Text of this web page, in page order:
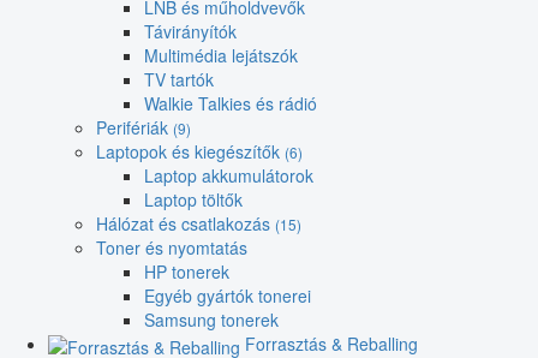
LNB és műholdvevők
Távirányítók
Multimédia lejátszók
TV tartók
Walkie Talkies és rádió
Perifériák (9)
Laptopok és kiegészítők (6)
Laptop akkumulátorok
Laptop töltők
Hálózat és csatlakozás (15)
Toner és nyomtatás
HP tonerek
Egyéb gyártók tonerei
Samsung tonerek
Forrasztás & Reballing